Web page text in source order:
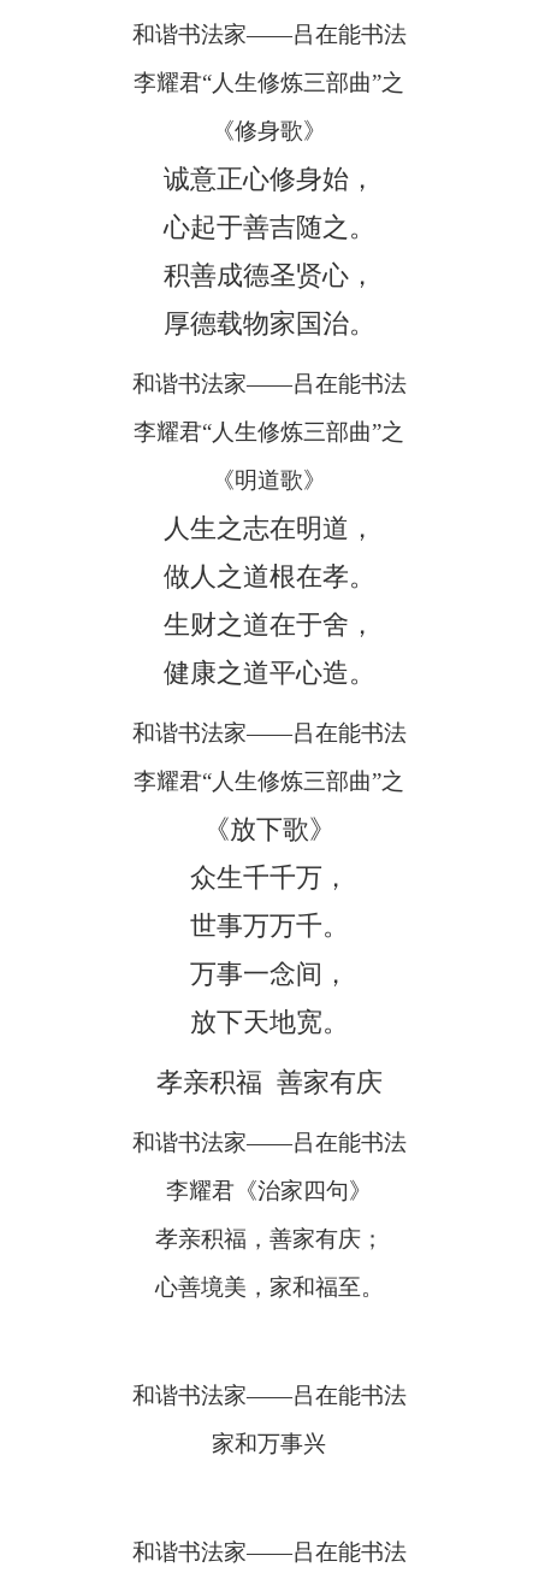
和谐书法家——吕在能书法
李耀君“人生修炼三部曲”之
《修身歌》
诚意正心修身始，
心起于善吉随之。
积善成德圣贤心，
厚德载物家国治。
和谐书法家——吕在能书法
李耀君“人生修炼三部曲”之
《明道歌》
人生之志在明道，
做人之道根在孝。
生财之道在于舍，
健康之道平心造。
和谐书法家——吕在能书法
李耀君“人生修炼三部曲”之
《放下歌》
众生千千万，
世事万万千。
万事一念间，
放下天地宽。
孝亲积福 善家有庆
和谐书法家——吕在能书法
李耀君《治家四句》
孝亲积福，善家有庆；
心善境美，家和福至。
和谐书法家——吕在能书法
家和万事兴
和谐书法家——吕在能书法